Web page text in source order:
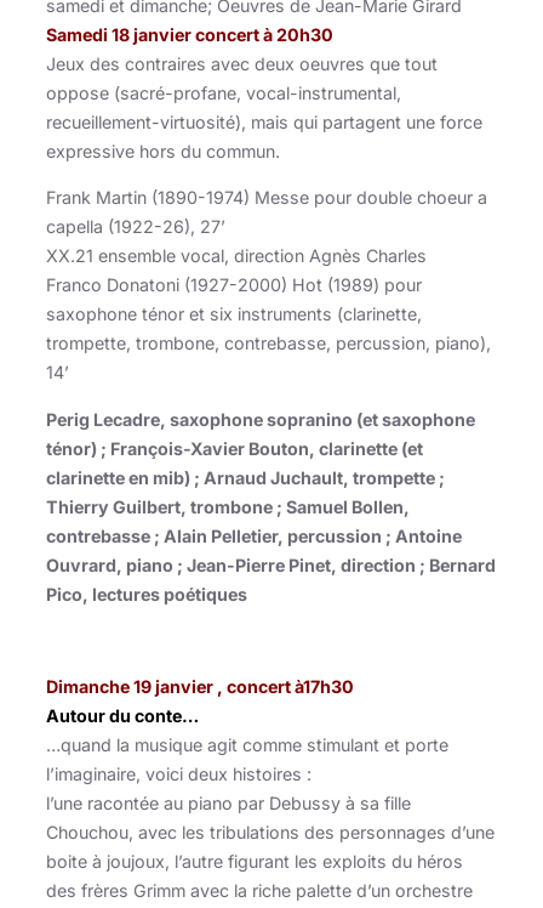
samedi et dimanche; Oeuvres de Jean-Marie Girard
Samedi 18 janvier concert à 20h30
Jeux des contraires avec deux oeuvres que tout
oppose (sacré-profane, vocal-instrumental,
recueillement-virtuosité), mais qui partagent une force
expressive hors du commun.
Frank Martin (1890-1974) Messe pour double choeur a
capella (1922-26), 27’
XX.21 ensemble vocal, direction Agnès Charles
Franco Donatoni (1927-2000) Hot (1989) pour
saxophone ténor et six instruments (clarinette,
trompette, trombone, contrebasse, percussion, piano),
14’
Perig Lecadre, saxophone sopranino (et saxophone
ténor) ; François-Xavier Bouton, clarinette (et
clarinette en mib) ; Arnaud Juchault, trompette ;
Thierry Guilbert, trombone ; Samuel Bollen,
contrebasse ; Alain Pelletier, percussion ; Antoine
Ouvrard, piano ; Jean-Pierre Pinet, direction ; Bernard
Pico, lectures poétiques
Dimanche 19 janvier , concert à17h30
Autour du conte…
…quand la musique agit comme stimulant et porte
l’imaginaire, voici deux histoires :
l’une racontée au piano par Debussy à sa fille
Chouchou, avec les tribulations des personnages d’une
boite à joujoux, l’autre figurant les exploits du héros
des frères Grimm avec la riche palette d’un orchestre